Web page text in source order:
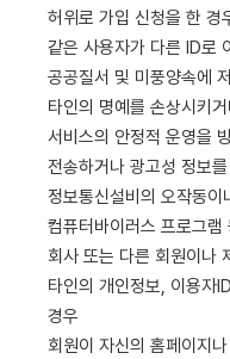
허위로 가입 신청을 한 경
같은 사용자가 다른 ID로
공공질서 및 미풍양속에
타인의 명예를 손상시키
서비스의 안정적 운영을
전송하거나 광고성 정보
정보통신설비의 오작동
컴퓨터바이러스 프로그램
회사 또는 다른 회원이나
타인의 개인정보, 이용자
경우
회원이 자신의 홈페이지